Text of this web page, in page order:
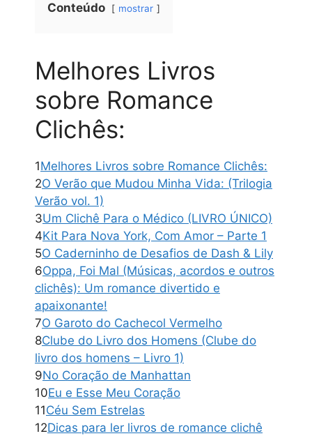
Conteúdo mostrar
Melhores Livros
sobre Romance
Clichês:
1Melhores Livros sobre Romance Clichês:
2O Verão que Mudou Minha Vida: (Trilogia
Verão vol. 1)
3Um Clichê Para o Médico (LIVRO ÚNICO)
4Kit Para Nova York, Com Amor – Parte 1
5O Caderninho de Desafios de Dash & Lily
6Oppa, Foi Mal (Músicas, acordos e outros
clichês): Um romance divertido e
apaixonante!
7O Garoto do Cachecol Vermelho
8Clube do Livro dos Homens (Clube do
livro dos homens – Livro 1)
9No Coração de Manhattan
10Eu e Esse Meu Coração
11Céu Sem Estrelas
12Dicas para ler livros de romance clichê